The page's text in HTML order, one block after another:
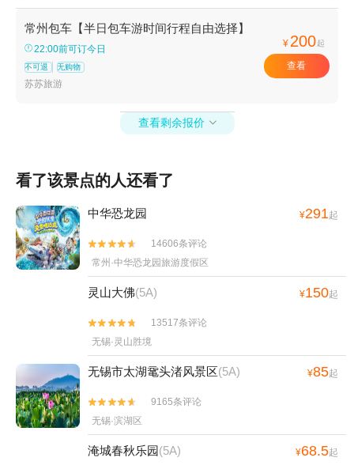
庭大酒店+茅山东方盐湖城+溧阳丫髻山风景区
+常州太湖修心谷+首届太湖湾稻草艺术节+常州
金橙剧院+常州本地玩乐+龙凤谷景区+松岭竹海
漂流+佳农探趣科普体验园+常州薰衣草庄园+恐
龙人俱乐部-恐龙人防灾避险体验馆+茅山森林世
塔+扬州天乐湖嬉乐谷+艾酷极限蹦极俱乐部+江
草文化汤+壕熊庄园+常州旅行跟拍+太湖湾露营
茅山风景区+环球燃擎卡丁车(江南环球港店)+嬉
乐湾童趣世界+汽车来斯+常州|常州星宠屋萌宠
乐园（嘉宏店）+常州梵高星空艺术馆+恐龙人燃
剧场+常州花博园+常州失恋博物馆+【常州】滑
稽戏《陈奂生的吃饭问题》+常州安哥拉巨兔体
泉+江南环球港AR儿童乐园+曹山火车来斯+中华
恐龙园旅游度假区+佳农探趣休闲生态园+常州海
昌海洋探索馆+溧阳南山和园游乐园+茅山仙姑村
+溧阳田园拖拉机+茅山森林世界露营地+淹城春
秋水世界+天目湖夜公园+阳光里-sun·lab+环球
融创曹山未来城+茅山茶海+常州市洪亮吉纪念馆
+环球港龙眼摩天轮+南山竹海地轨+壕熊庄园露
常州包车【半日包车游时间行程自由选择】
22:00前可订今日
不可退 无购物
苏苏旅游
¥ 200起
查看
查看剩余报价 
看了该景点的人还看了
中华恐龙园 ¥291起


14606条评论
常州·中华恐龙园旅游度假区
灵山大佛(5A) ¥150起


13517条评论
无锡·灵山胜境
无锡市太湖鼋头渚风景区(5A) ¥85起


9165条评论
无锡·滨湖区
淹城春秋乐园(5A) ¥68.5起